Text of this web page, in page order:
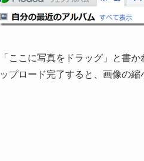
「ここに写真をドラッグ」と書
ップロード完了すると、画像の縮